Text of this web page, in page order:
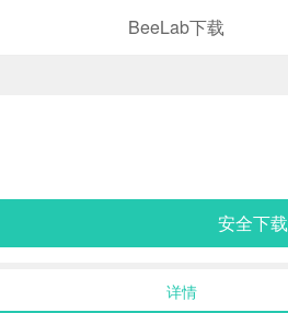
BeeLab下载
安全下载
详情